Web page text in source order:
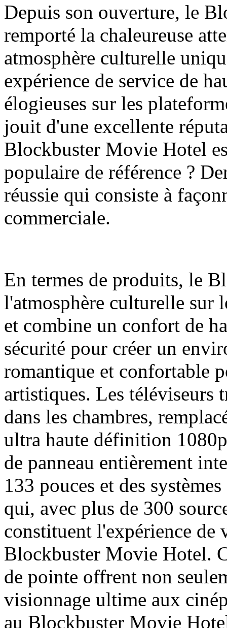
Depuis son ouverture, le
remporté la chaleureuse
atmosphère culturelle
expérience de service de
élogieuses sur les
jouit d'une excellente
Blockbuster Movie Hotel
populaire de référence ?
réussie qui consiste à
commerciale.
En termes de produits, le
l'atmosphère culturelle sur
et combine un confort de
sécurité pour créer un
romantique et confortable
artistiques. Les téléviseurs
dans les chambres,
ultra haute définition
de panneau entièrement
133 pouces et des
qui, avec plus de 300
constituent l'expérience de
Blockbuster Movie Hotel.
de pointe offrent non
visionnage ultime aux
au Blockbuster Movie